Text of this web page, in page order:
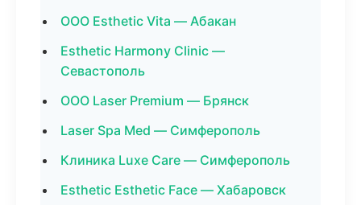
ООО Esthetic Vita — Абакан
Esthetic Harmony Clinic —
Севастополь
ООО Laser Premium — Брянск
Laser Spa Med — Симферополь
Клиника Luxe Care — Симферополь
Esthetic Esthetic Face — Хабаровск